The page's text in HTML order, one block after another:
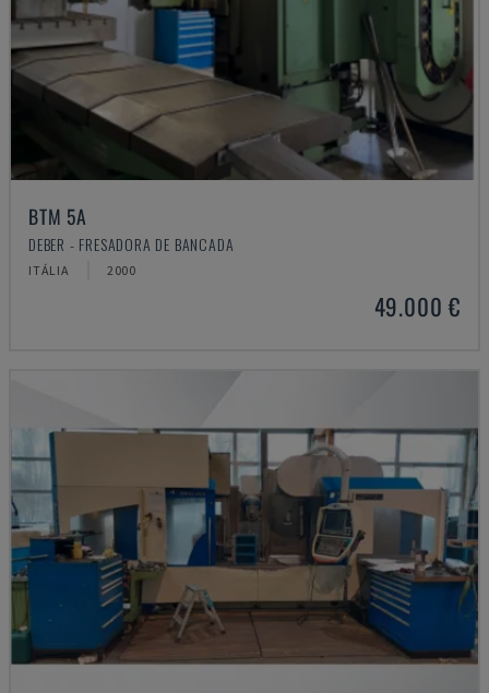
BTM 5A
DEBER - FRESADORA DE BANCADA
ITÁLIA 2000
49.000 €